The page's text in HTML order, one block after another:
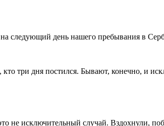
следующий день нашего пребывания в
три дня постился. Бывают, конечно, и
не исключительный случай. Вздохнули,